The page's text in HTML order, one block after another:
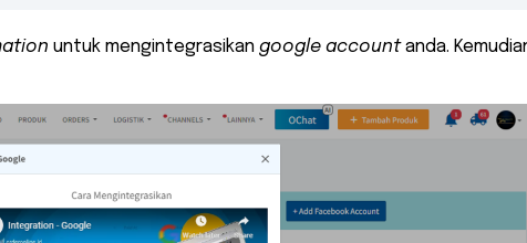
untuk mengintegrasikan google accountanda.